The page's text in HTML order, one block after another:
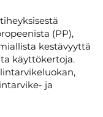
(PP),
kestävyyttä
käyttökertoja.
ja